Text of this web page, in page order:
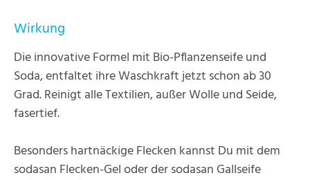
Wirkung
Die innovative Formel mit Bio-Pflanzenseife und
Soda, entfaltet ihre Waschkraft jetzt schon ab 30
Grad. Reinigt alle Textilien, außer Wolle und Seide,
fasertief.
Besonders hartnäckige Flecken kannst Du mit dem
sodasan Flecken-Gel oder der sodasan Gallseife